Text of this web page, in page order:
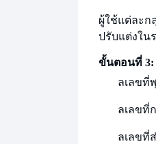
ผู้ใช้แต่ละก
ปรับแต่งใน
ขั้นตอนที่ 3:
ลเลขที่
ลเลขที่
ลเลขที่